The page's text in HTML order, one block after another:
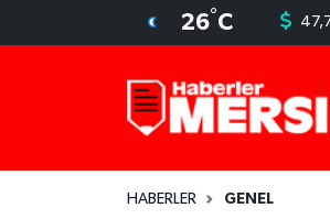
26°C
HABERLER GENEL
Mersin Nöbetçi Eczaneler
Mersin Hava Durumu
Mersin Trafik Yoğunluk Haritası